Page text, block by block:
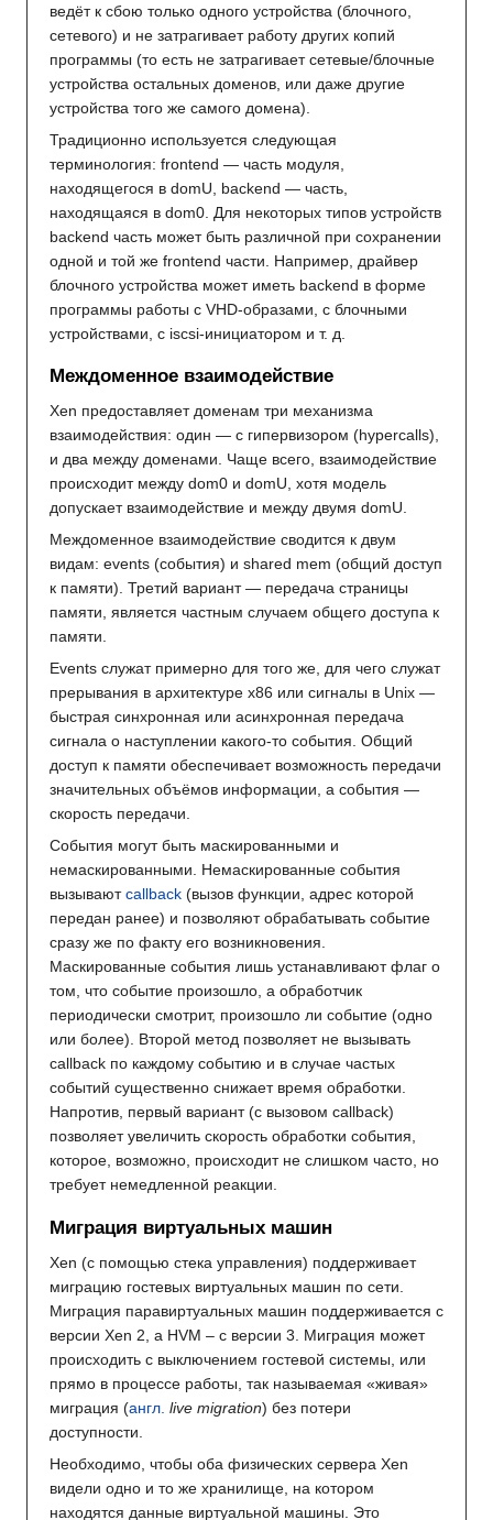
ведёт к сбою только одного устройства (блочного,
сетевого) и не затрагивает работу других копий
программы (то есть не затрагивает сетевые/блочные
устройства остальных доменов, или даже другие
устройства того же самого домена).
Традиционно используется следующая
терминология: frontend — часть модуля,
находящегося в domU, backend — часть,
находящаяся в dom0. Для некоторых типов устройств
backend часть может быть различной при сохранении
одной и той же frontend части. Например, драйвер
блочного устройства может иметь backend в форме
программы работы с VHD-образами, с блочными
устройствами, с iscsi-инициатором и т. д.
Междоменное взаимодействие
Xen предоставляет доменам три механизма
взаимодействия: один — с гипервизором (hypercalls),
и два между доменами. Чаще всего, взаимодействие
происходит между dom0 и domU, хотя модель
допускает взаимодействие и между двумя domU.
Междоменное взаимодействие сводится к двум
видам: events (события) и shared mem (общий доступ
к памяти). Третий вариант — передача страницы
памяти, является частным случаем общего доступа к
памяти.
Events служат примерно для того же, для чего служат
прерывания в архитектуре x86 или сигналы в Unix —
быстрая синхронная или асинхронная передача
сигнала о наступлении какого-то события. Общий
доступ к памяти обеспечивает возможность передачи
значительных объёмов информации, а события —
скорость передачи.
События могут быть маскированными и
немаскированными. Немаскированные события
вызываютcallback (вызов функции, адрес которой
передан ранее) и позволяют обрабатывать событие
сразу же по факту его возникновения.
Маскированные события лишь устанавливают флаг о
том, что событие произошло, а обработчик
периодически смотрит, произошло ли событие (одно
или более). Второй метод позволяет не вызывать
callback по каждому событию и в случае частых
событий существенно снижает время обработки.
Напротив, первый вариант (с вызовом callback)
позволяет увеличить скорость обработки события,
которое, возможно, происходит не слишком часто, но
требует немедленной реакции.
Миграция виртуальных машин
Xen (с помощью стека управления) поддерживает
миграцию гостевых виртуальных машин по сети.
Миграция паравиртуальных машин поддерживается с
версии Xen 2, а HVM – с версии 3. Миграция может
происходить с выключением гостевой системы, или
прямо в процессе работы, так называемая «живая»
миграция (англ. live migration) без потери
доступности.
Необходимо, чтобы оба физических сервера Xen
видели одно и то же хранилище, на котором
находятся данные виртуальной машины. Это